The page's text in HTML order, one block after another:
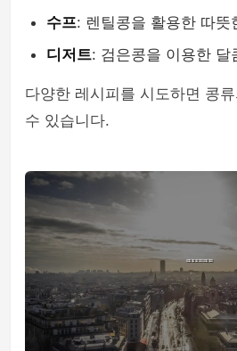
수프: 렌틸콩을 활용한 따뜻
디저트: 검은콩을 이용한 달
다양한 레시피를 시도하면 콩
수 있습니다.